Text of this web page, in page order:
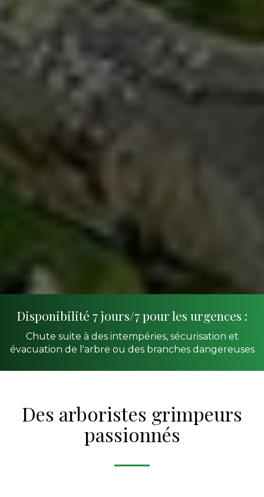
Disponibilité 7 jours/7 pour les urgences :
Chute suite à des intempéries, sécurisation et
évacuation de l'arbre ou des branches dangereuses
Des arboristes grimpeurs
passionnés